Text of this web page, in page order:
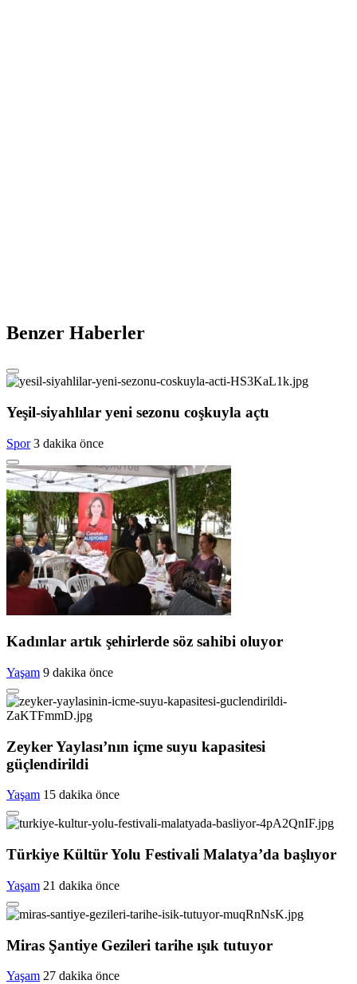
Benzer Haberler
Yeşil-siyahlılar yeni sezonu coşkuyla açtı
Spor 3 dakika önce
Kadınlar artık şehirlerde söz sahibi oluyor
Yaşam 9 dakika önce
Zeyker Yaylası’nın içme suyu kapasitesi
güçlendirildi
Yaşam 15 dakika önce
Türkiye Kültür Yolu Festivali Malatya’da başlıyor
Yaşam 21 dakika önce
Miras Şantiye Gezileri tarihe ışık tutuyor
Yaşam 27 dakika önce